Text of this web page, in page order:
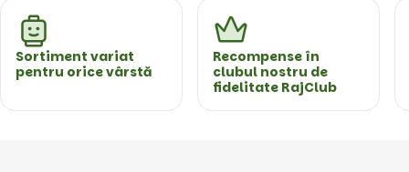
Sortiment variat
pentru orice vârstă
Recompense în
clubul nostru de
fidelitate RajClub